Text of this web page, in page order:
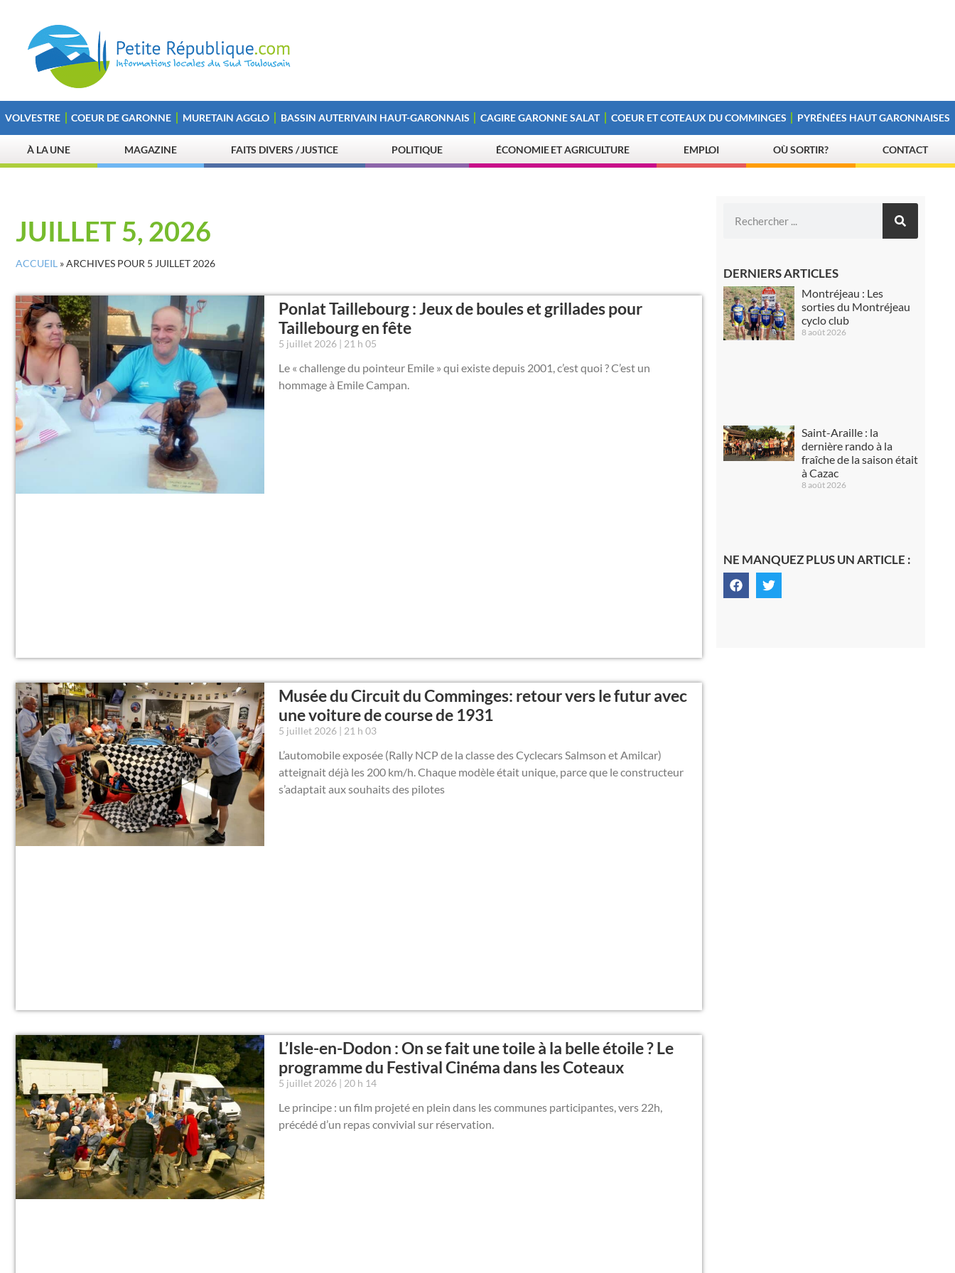
VOLVESTRE COEUR DE GARONNE MURETAIN AGGLO BASSIN AUTERIVAIN HAUT-GARONNAIS CAGIRE GARONNE SALAT COEUR ET COTEAUX DU COMMINGES PYRÉNÉES HAUT GARONNAISES
À LA UNE MAGAZINE FAITS DIVERS / JUSTICE POLITIQUE ÉCONOMIE ET AGRICULTURE EMPLOI OÙ SORTIR? CONTACT
JUILLET 5, 2026
ACCUEIL »ARCHIVES POUR 5 JUILLET 2026
Ponlat Taillebourg : Jeux de boules et grillades pour
Taillebourg en fête
5 juillet 2026 21 h 05
Le « challenge du pointeur Emile » qui existe depuis 2001, c’est quoi ? C’est un
hommage à Emile Campan.
Musée du Circuit du Comminges: retour vers le futur avec
une voiture de course de 1931
5 juillet 2026 21 h 03
L’automobile exposée (Rally NCP de la classe des Cyclecars Salmson et Amilcar)
atteignait déjà les 200 km/h. Chaque modèle était unique, parce que le constructeur
s’adaptait aux souhaits des pilotes
L’Isle-en-Dodon : On se fait une toile à la belle étoile ? Le
programme du Festival Cinéma dans les Coteaux
5 juillet 2026 20 h 14
Le principe : un film projeté en plein dans les communes participantes, vers 22h,
précédé d’un repas convivial sur réservation.
DERNIERS ARTICLES
Montréjeau : Les
sorties du Montréjeau
cyclo club
8 août 2026
Saint-Araille : la
dernière rando à la
fraîche de la saison était
à Cazac
8 août 2026
NE MANQUEZ PLUS UN ARTICLE :